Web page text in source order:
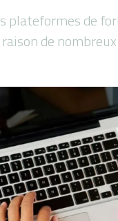
plateformes de
de